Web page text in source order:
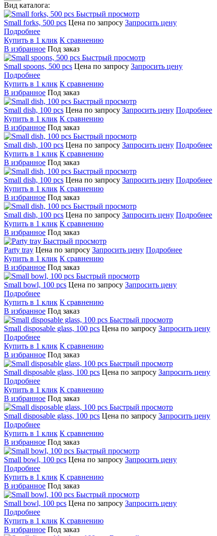
Вид каталога:
Быстрый просмотр
Small forks, 500 pcs Цена по запросу Запросить цену
Подробнее
Купить в 1 клик К сравнению
В избранное Под заказ
Быстрый просмотр
Small spoons, 500 pcs Цена по запросу Запросить цену
Подробнее
Купить в 1 клик К сравнению
В избранное Под заказ
Быстрый просмотр
Small dish, 100 pcs Цена по запросу Запросить цену Подробнее
Купить в 1 клик К сравнению
В избранное Под заказ
Быстрый просмотр
Small dish, 100 pcs Цена по запросу Запросить цену Подробнее
Купить в 1 клик К сравнению
В избранное Под заказ
Быстрый просмотр
Small dish, 100 pcs Цена по запросу Запросить цену Подробнее
Купить в 1 клик К сравнению
В избранное Под заказ
Быстрый просмотр
Small dish, 100 pcs Цена по запросу Запросить цену Подробнее
Купить в 1 клик К сравнению
В избранное Под заказ
Быстрый просмотр
Party tray Цена по запросу Запросить цену Подробнее
Купить в 1 клик К сравнению
В избранное Под заказ
Быстрый просмотр
Small bowl, 100 pcs Цена по запросу Запросить цену
Подробнее
Купить в 1 клик К сравнению
В избранное Под заказ
Быстрый просмотр
Small disposable glass, 100 pcs Цена по запросу Запросить цену
Подробнее
Купить в 1 клик К сравнению
В избранное Под заказ
Быстрый просмотр
Small disposable glass, 100 pcs Цена по запросу Запросить цену
Подробнее
Купить в 1 клик К сравнению
В избранное Под заказ
Быстрый просмотр
Small disposable glass, 100 pcs Цена по запросу Запросить цену
Подробнее
Купить в 1 клик К сравнению
В избранное Под заказ
Быстрый просмотр
Small bowl, 100 pcs Цена по запросу Запросить цену
Подробнее
Купить в 1 клик К сравнению
В избранное Под заказ
Быстрый просмотр
Small bowl, 100 pcs Цена по запросу Запросить цену
Подробнее
Купить в 1 клик К сравнению
В избранное Под заказ